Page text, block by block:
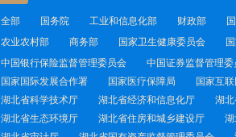
全部 国务院 工业和信息化部 财政部
农业农村部
商务部 国家卫生健康委员会
中国银行保险监督管理委员会
中国证券监督管理委
国家国际发展合作署
国家医疗保障局
国家互
湖北省科学技术厅
湖北省经济和信息化厅
湖
湖北省生态环境厅
湖北省住房和城乡建设厅